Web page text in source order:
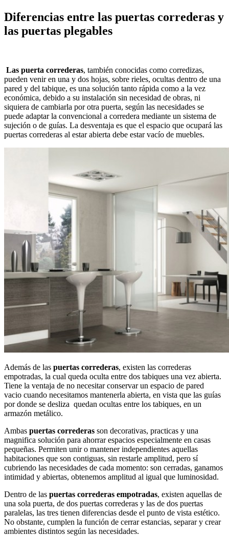
Diferencias entre las puertas correderas y
las puertas plegables
Las puerta correderas, también conocidas como corredizas,
pueden venir en una y dos hojas, sobre rieles, ocultas dentro de una
pared y del tabique, es una solución tanto rápida como a la vez
económica, debido a su instalación sin necesidad de obras, ni
siquiera de cambiarla por otra puerta, según las necesidades se
puede adaptar la convencional a corredera mediante un sistema de
sujeción o de guías. La desventaja es que el espacio que ocupará las
puertas correderas al estar abierta debe estar vacío de muebles.
Además de las puertas correderas, existen las correderas
empotradas, la cual queda oculta entre dos tabiques una vez abierta.
Tiene la ventaja de no necesitar conservar un espacio de pared
vacio cuando necesitamos mantenerla abierta, en vista que las guías
por donde se desliza quedan ocultas entre los tabiques, en un
armazón metálico.
Ambas puertas correderas son decorativas, practicas y una
magnifica solución para ahorrar espacios especialmente en casas
pequeñas. Permiten unir o mantener independientes aquellas
habitaciones que son contiguas, sin restarle amplitud, pero sí
cubriendo las necesidades de cada momento: son cerradas, ganamos
intimidad y abiertas, obtenemos amplitud al igual que luminosidad.
Dentro de las puertas correderas empotradas, existen aquellas de
una sola puerta, de dos puertas correderas y las de dos puertas
paralelas, las tres tienen diferencias desde el punto de vista estético.
No obstante, cumplen la función de cerrar estancias, separar y crear
ambientes distintos según las necesidades.